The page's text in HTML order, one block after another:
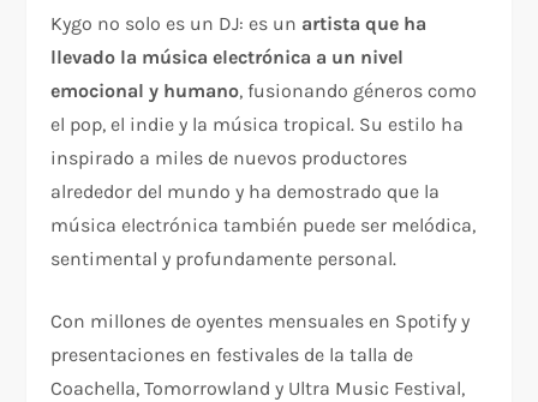
Kygo no solo es un DJ: es un artista que ha
llevado la música electrónica a un nivel
emocional y humano, fusionando géneros como
el pop, el indie y la música tropical. Su estilo ha
inspirado a miles de nuevos productores
alrededor del mundo y ha demostrado que la
música electrónica también puede ser melódica,
sentimental y profundamente personal.
Con millones de oyentes mensuales en Spotify y
presentaciones en festivales de la talla de
Coachella, Tomorrowland y Ultra Music Festival,